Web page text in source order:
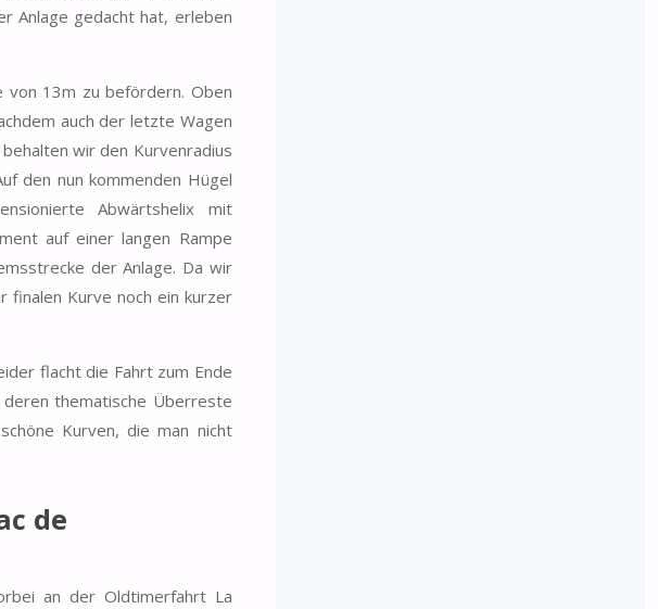
Anlage gedacht hat, erleben
von 13m zu befördern. Oben
auch der letzte Wagen
wir den Kurvenradius
den nun kommenden Hügel
Abwärtshelix mit
auf einer langen Rampe
der Anlage. Da wir
finalen Kurve noch ein kurzer
flacht die Fahrt zum Ende
thematische Überreste
Kurven, die man nicht
de
an der Oldtimerfahrt La